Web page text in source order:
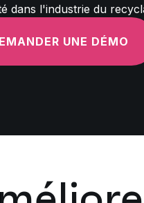
dans l'industrie du
UNE DÉMO